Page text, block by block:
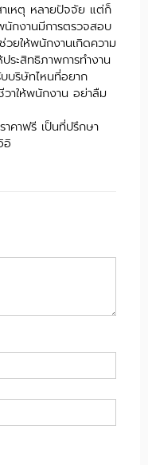
าเหตุ หลายปัจจัย แต่ก็
พนักงานมีการตรวจสอบ
ยให้พนักงานเกิดความ
ระสิทธิภาพการทำงาน
บริษัทไหนที่อยาก
วาให้พนักงาน อย่าลืม
าคาฟรี เป็นที่ปรึกษา
อิ